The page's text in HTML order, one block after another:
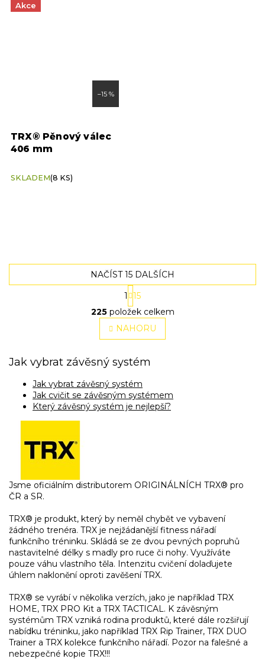
Akce
–15 %
TRX® Pěnový válec
406 mm
SKLADEM(8 KS)
O
v
l
á
a
í
p
r
NAČÍST 15 DALŠÍCH
S
t
r
á
n
k
v
n
í
1
15
225položek celkem
NAHORU
Jak vybrat závěsný systém
Jak vybrat závěsný systém
Jak cvičit se závěsným systémem
Který závěsný systém je nejlepší?
Jsme oficiálním distributorem ORIGINÁLNÍCH TRX® pro
ČR a SR.
TRX® je produkt, který by neměl chybět ve vybavení
žádného trenéra. TRX je nejžádanější fitness nářadí
funkčního tréninku. Skládá se ze dvou pevných popruhů
nastavitelné délky s madly pro ruce či nohy. Využíváte
pouze váhu vlastního těla. Intenzitu cvičení dolaďujete
úhlem naklonění oproti zavěšení TRX.
TRX® se vyrábí v několika verzích, jako je například TRX
HOME, TRX PRO Kit a TRX TACTICAL. K závěsným
systémům TRX vzniká rodina produktů, které dále rozšiřují
nabídku tréninku, jako například TRX Rip Trainer, TRX DUO
Trainer a TRX kolekce funkčního nářadí. Pozor na falešné a
nebezpečné kopie TRX!!!